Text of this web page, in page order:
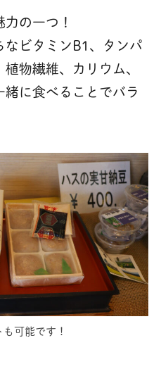
の一つ！
なビタミンB1、タンパ
物繊維、カリウム、
に食べることでバラ
可能です！